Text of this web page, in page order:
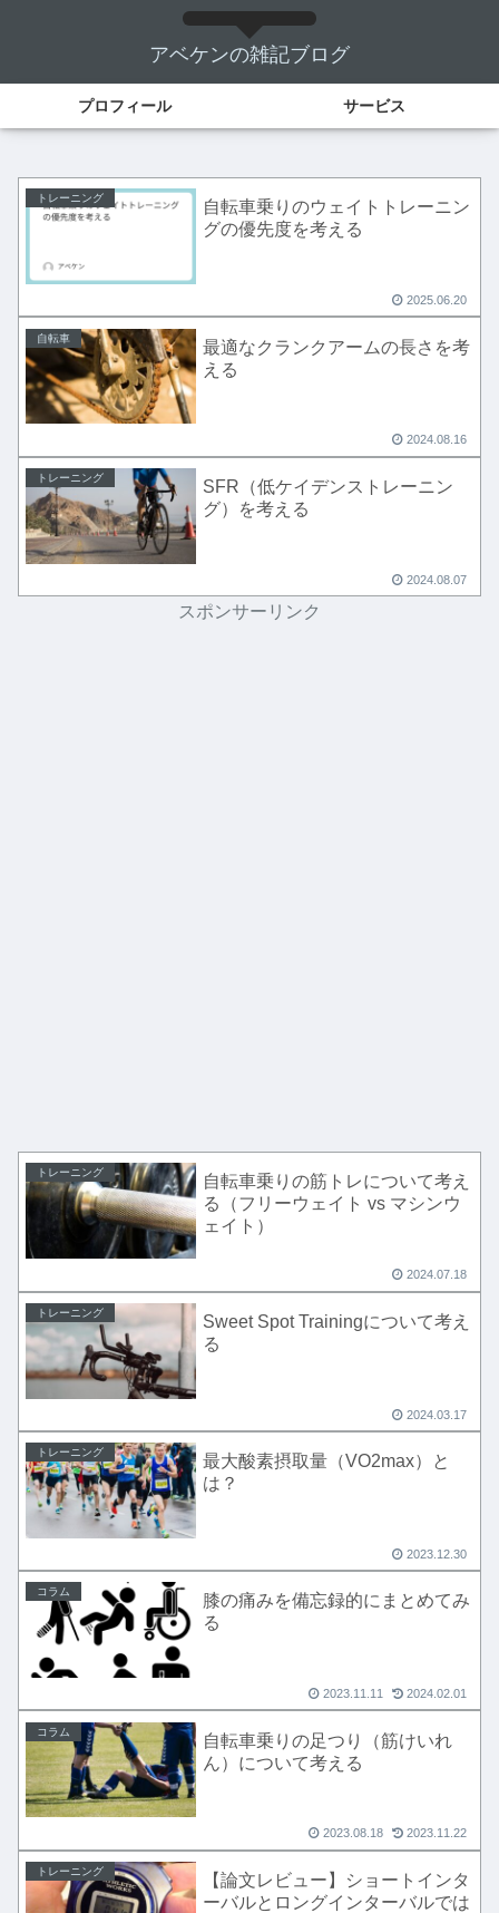
アベケンの雑記ブログ
プロフィール サービス
トレーニング
自転車乗りのウェイトトレーニン
グの優先度を考える
2025.06.20
自転車
最適なクランクアームの長さを考
える
2024.08.16
トレーニング
SFR（低ケイデンストレーニン
グ）を考える
2024.08.07
スポンサーリンク
トレーニング
自転車乗りの筋トレについて考え
る（フリーウェイト vs マシンウ
ェイト）
2024.07.18
トレーニング
Sweet Spot Trainingについて考え
る
2024.03.17
トレーニング
最大酸素摂取量（VO2max）と
は？
2023.12.30
コラム
膝の痛みを備忘録的にまとめてみ
る
2023.11.11 2024.02.01
コラム
自転車乗りの足つり（筋けいれ
ん）について考える
2023.08.18 2023.11.22
トレーニング
【論文レビュー】ショートインタ
ーバルとロングインターバルでは